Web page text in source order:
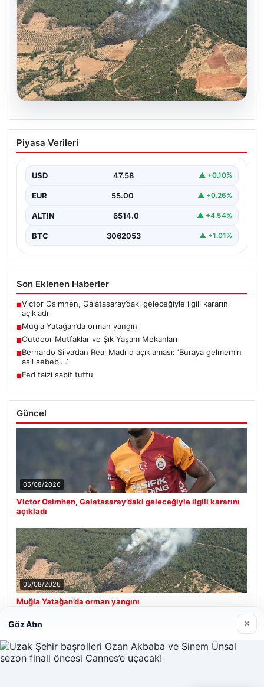
Muğla Yatağan’da orman yangını
{ "title": "Muğla Yatağan'da Orman Yangını Kontrol
Piyasa Verileri
USD 47.58 ▲ +0.10%
EUR 55.00 ▲ +0.26%
ALTIN 6514.0 ▲ +4.54%
BTC 3062053 ▲ +1.01%
Son Eklenen Haberler
■Victor Osimhen, Galatasaray’daki geleceğiyle ilgili kararını
açıkladı
■Muğla Yatağan’da orman yangını
■Outdoor Mutfaklar ve Şık Yaşam Mekanları
■Bernardo Silva’dan Real Madrid açıklaması: ‘Buraya gelmemin
asıl sebebi…’
■Fed faizi sabit tuttu
Güncel
05/08/2026
Victor Osimhen, Galatasaray’daki geleceğiyle ilgili kararını
açıkladı
05/08/2026
Muğla Yatağan’da orman yangını
Son Eklenen Firmalar
Göz Atın ×